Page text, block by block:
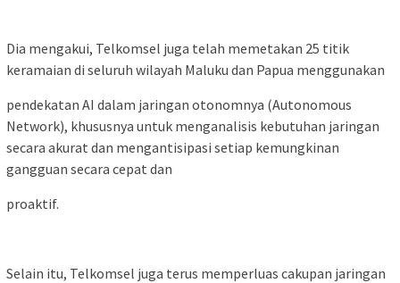
Dia mengakui, Telkomsel juga telah memetakan 25 titik
keramaian di seluruh wilayah Maluku dan Papua menggunakan
pendekatan AI dalam jaringan otonomnya (Autonomous
Network), khususnya untuk menganalisis kebutuhan jaringan
secara akurat dan mengantisipasi setiap kemungkinan
gangguan secara cepat dan
proaktif.
Selain itu, Telkomsel juga terus memperluas cakupan jaringan